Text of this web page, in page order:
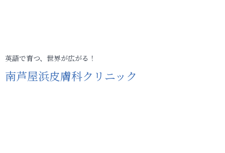
英語で育つ、世界が広がる！
南芦屋浜皮膚科クリニック